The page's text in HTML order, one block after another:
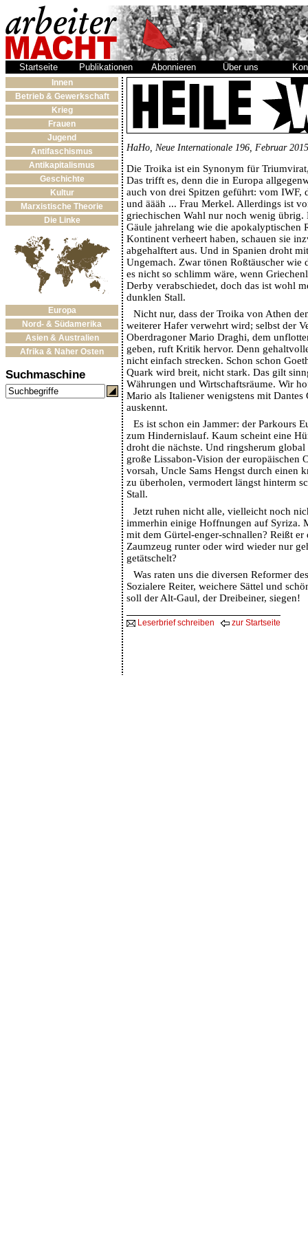
Startseite Publikationen Abonnieren Über uns
Innen
Betrieb & Gewerkschaft
Krieg
Frauen
Jugend
Antifaschismus
Antikapitalismus
Geschichte
Kultur
Marxistische Theorie
Die Linke
Europa
Nord- & Südamerika
Asien & Australien
Afrika & Naher Osten
Suchmaschine
HaHo, Neue Internationale 196, Februar 2015
Die Troika ist ein Synonym für
Das trifft es, denn die in Europa
auch von drei Spitzen geführt: vom IWF,
und äääh ... Frau Merkel. Allerdings ist
griechischen Wahl nur noch wenig übrig.
Gäule jahrelang wie die apokalyptischen
Kontinent verheert haben, schauen sie
abgehalftert aus. Und in Spanien droht
Ungemach. Zwar tönen Roßtäuscher wie
es nicht so schlimm wäre, wenn
Derby verabschiedet, doch das ist wohl
dunklen Stall.
Nicht nur, dass der Troika von Athen
weiterer Hafer verwehrt wird; selbst der
Oberdragoner Mario Draghi, dem
geben, ruft Kritik hervor. Denn
nicht einfach strecken. Schon schon
Quark wird breit, nicht stark. Das gilt
Währungen und Wirtschaftsräume. Wir
Mario als Italiener wenigstens mit
auskennt.
Es ist schon ein Jammer: der Parkours
zum Hindernislauf. Kaum scheint eine
droht die nächste. Und ringsherum global
große Lissabon-Vision der europäischen
vorsah, Uncle Sams Hengst durch einen
zu überholen, vermodert längst hinterm
Stall.
Jetzt ruhen nicht alle, vielleicht noch
immerhin einige Hoffnungen auf Syriza.
mit dem Gürtel-enger-schnallen? Reißt er
Zaumzeug runter oder wird wieder nur
getätschelt?
Was raten uns die diversen Reformer
Sozialere Reiter, weichere Sättel und
soll der Alt-Gaul, der Dreibeiner, siegen!
Leserbrief schreiben zur Startseite